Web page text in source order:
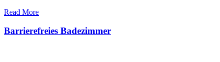
Read More
Barrierefreies Badezimmer